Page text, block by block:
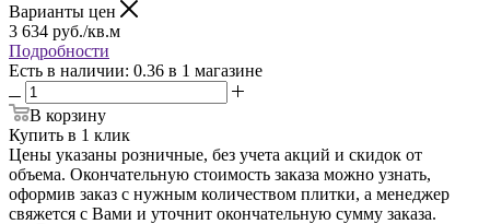
Варианты цен
3 634 руб./кв.м
Подробности
Есть в наличии: 0.36 в 1 магазине
В корзину
Купить в 1 клик
Цены указаны розничные, без учета акций и скидок от
объема. Окончательную стоимость заказа можно узнать,
оформив заказ с нужным количеством плитки, а менеджер
свяжется с Вами и уточнит окончательную сумму заказа.